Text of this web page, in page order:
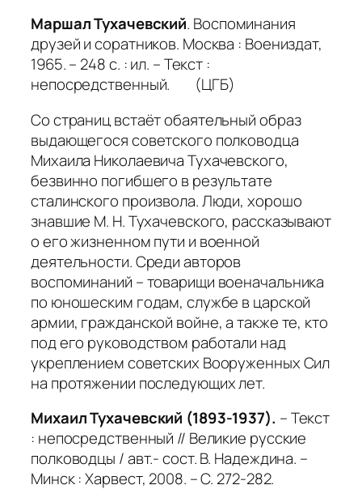
Маршал Тухачевский. Воспоминания
друзей и соратников. Москва : Воениздат,
1965. – 248 с. : ил. – Текст :
непосредственный. (ЦГБ)
Со страниц встаёт обаятельный образ
выдающегося советского полководца
Михаила Николаевича Тухачевского,
безвинно погибшего в результате
сталинского произвола. Люди, хорошо
знавшие М. Н. Тухачевского, рассказывают
о его жизненном пути и военной
деятельности. Среди авторов
воспоминаний – товарищи военачальника
по юношеским годам, службе в царской
армии, гражданской войне, а также те, кто
под его руководством работали над
укреплением советских Вооруженных Сил
на протяжении последующих лет.
Михаил Тухачевский (1893-1937). – Текст
: непосредственный // Великие русские
полководцы / авт.- сост. В. Надеждина. –
Минск : Харвест, 2008. – С. 272-282.